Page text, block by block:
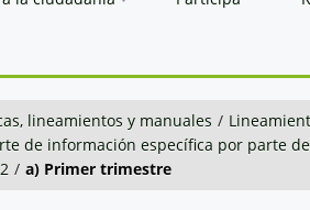
lineamientos y manuales /
de información específica por parte
/ a) Primer trimestre